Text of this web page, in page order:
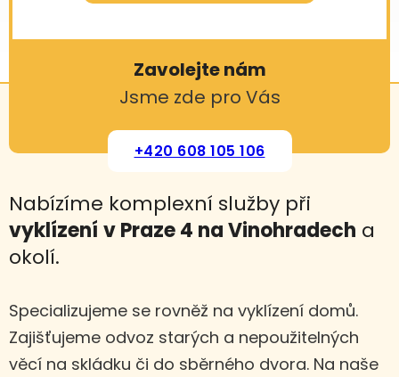
Zavolejte nám
Jsme zde pro Vás
+420 608 105 106
Nabízíme komplexní služby při
vyklízení v Praze 4 na Vinohradech a
okolí.
Specializujeme se rovněž na vyklízení domů.
Zajišťujeme odvoz starých a nepoužitelných
věcí na skládku či do sběrného dvora. Na naše